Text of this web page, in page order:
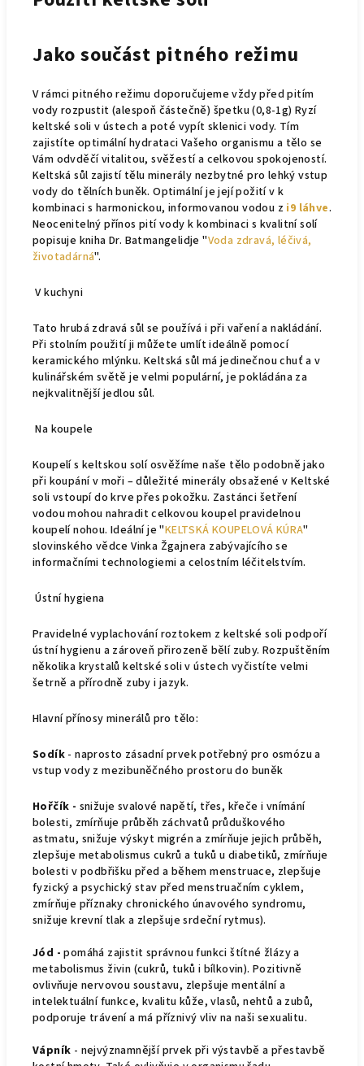
Jako součást pitného režimu
V rámci pitného režimu doporučujeme vždy před pitím
vody rozpustit (alespoň částečně) špetku (0,8-1g) Ryzí
keltské soli v ústech a poté vypít sklenici vody. Tím
zajistíte optimální hydrataci Vašeho organismu a tělo se
Vám odvděčí vitalitou, svěžestí a celkovou spokojeností.
Keltská sůl zajistí tělu minerály nezbytné pro lehký vstup
vody do tělních buněk. Optimální je její požití v k
kombinaci s harmonickou, informovanou vodou z i9 láhve.
Neocenitelný přínos pití vody k kombinaci s kvalitní solí
popisuje kniha Dr. Batmangelidje "Voda zdravá, léčivá,
životadárná".
V kuchyni
Tato hrubá zdravá sůl se používá i při vaření a nakládání.
Při stolním použití ji můžete umlít ideálně pomocí
keramického mlýnku. Keltská sůl má jedinečnou chuť a v
kulinářském světě je velmi populární, je pokládána za
nejkvalitnější jedlou sůl.
Na koupele
Koupelí s keltskou solí osvěžíme naše tělo podobně jako
při koupání v moři – důležité minerály obsažené v Keltské
soli vstoupí do krve přes pokožku. Zastánci šetření
vodou mohou nahradit celkovou koupel pravidelnou
koupelí nohou. Ideální je "KELTSKÁ KOUPELOVÁ KÚRA"
slovinského vědce Vinka Žgajnera zabývajícího se
informačními technologiemi a celostním léčitelstvím.
Ústní hygiena
Pravidelné vyplachování roztokem z keltské soli podpoří
ústní hygienu a zároveň přirozeně bělí zuby. Rozpuštěním
několika krystalů keltské soli v ústech vyčistíte velmi
šetrně a přírodně zuby i jazyk.
Hlavní přínosy minerálů pro tělo:
Sodík - naprosto zásadní prvek potřebný pro osmózu a
vstup vody z mezibuněčného prostoru do buněk
Hořčík - snižuje svalové napětí, třes, křeče i vnímání
bolesti, zmírňuje průběh záchvatů průduškového
astmatu, snižuje výskyt migrén a zmírňuje jejich průběh,
zlepšuje metabolismus cukrů a tuků u diabetiků, zmírňuje
bolesti v podbřišku před a během menstruace, zlepšuje
fyzický a psychický stav před menstruačním cyklem,
zmírňuje příznaky chronického únavového syndromu,
snižuje krevní tlak a zlepšuje srdeční rytmus).
Jód -pomáhá zajistit správnou funkci štítné žlázy a
metabolismus živin (cukrů, tuků i bílkovin). Pozitivně
ovlivňuje nervovou soustavu, zlepšuje mentální a
intelektuální funkce, kvalitu kůže, vlasů, nehtů a zubů,
podporuje trávení a má příznivý vliv na naši sexualitu.
Vápník - nejvýznamnější prvek při výstavbě a přestavbě